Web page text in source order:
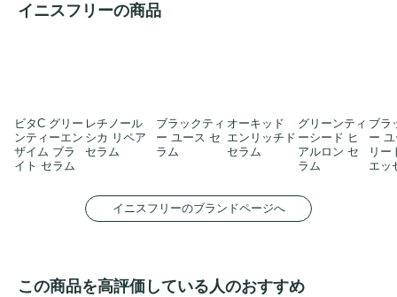
イニスフリーの商品
ビタC グリー
ンティーエン
ザイム ブラ
イト セラム
レチノール
シカ リペア
セラム
ブラックティ
ー ユース セ
ラム
オーキッド
エンリッチド
セラム
グリーンティ
ーシード ヒ
アルロン セ
ラム
ブラ
ー
リー
エッ
イニスフリーのブランドページへ
この商品を高評価している人のおすすめ